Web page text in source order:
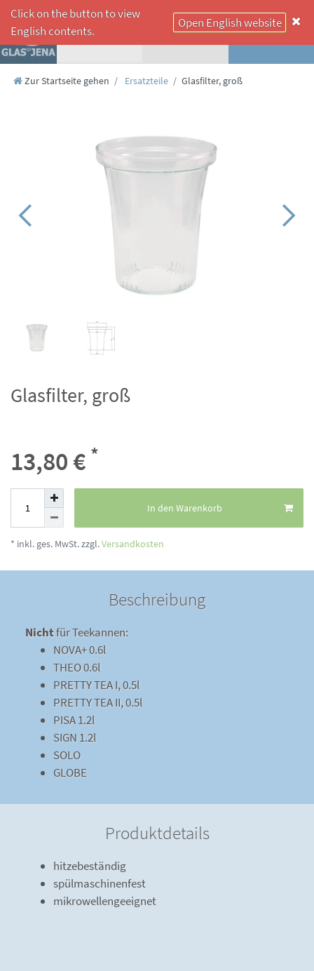
☰
Click on the button to view
English contents.
Open English website
Zur Startseite gehen Ersatzteile Glasfilter, groß
Glasfilter, groß
13,80 € *
In den Warenkorb
* inkl. ges. MwSt. zzgl.Versandkosten
Beschreibung
Nichtfür Teekannen:
NOVA+ 0.6l
THEO 0.6l
PRETTY TEA I, 0.5l
PRETTY TEA II, 0.5l
PISA 1.2l
SIGN 1.2l
SOLO
GLOBE
Produktdetails
hitzebeständig
spülmaschinenfest
mikrowellengeeignet